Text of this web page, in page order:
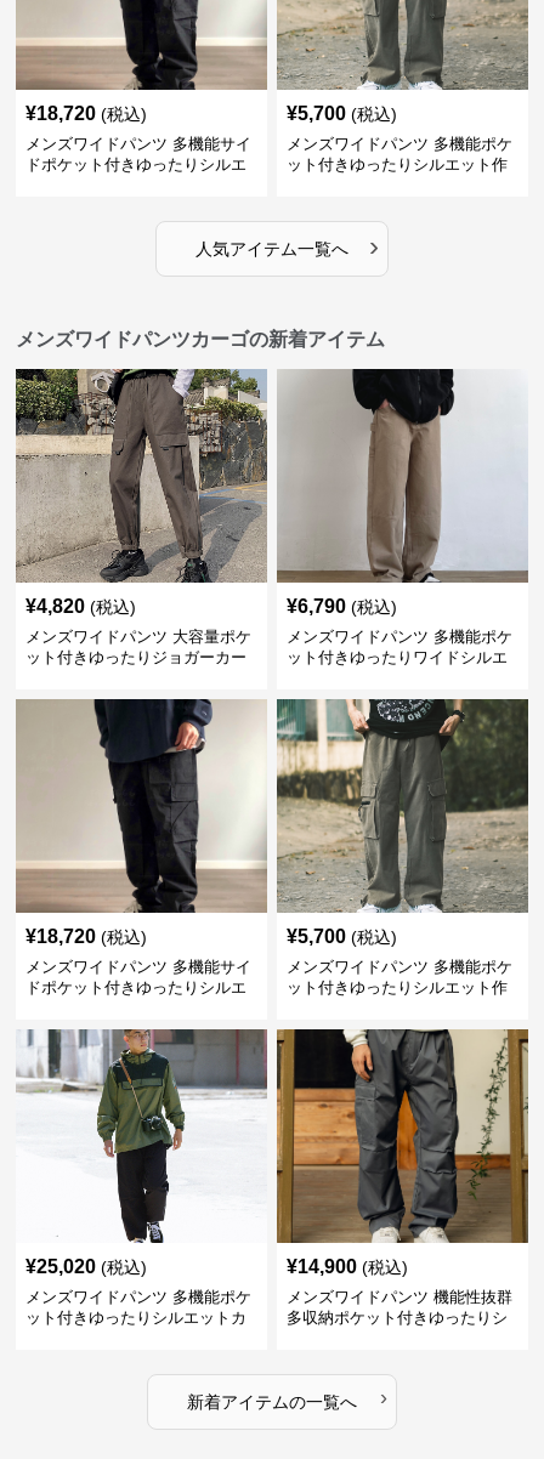
¥18,720 (税込)
メンズワイドパンツ 多機能サイ
ドポケット付きゆったりシルエ
¥5,700 (税込)
メンズワイドパンツ 多機能ポケ
ット付きゆったりシルエット作
人気アイテム一覧へ ›
メンズワイドパンツカーゴの新着アイテム
¥4,820 (税込)
メンズワイドパンツ 大容量ポケ
ット付きゆったりジョガーカー
¥6,790 (税込)
メンズワイドパンツ 多機能ポケ
ット付きゆったりワイドシルエ
¥18,720 (税込)
メンズワイドパンツ 多機能サイ
ドポケット付きゆったりシルエ
¥5,700 (税込)
メンズワイドパンツ 多機能ポケ
ット付きゆったりシルエット作
¥25,020 (税込)
メンズワイドパンツ 多機能ポケ
ット付きゆったりシルエットカ
¥14,900 (税込)
メンズワイドパンツ 機能性抜群
多収納ポケット付きゆったりシ
新着アイテムの一覧へ ›